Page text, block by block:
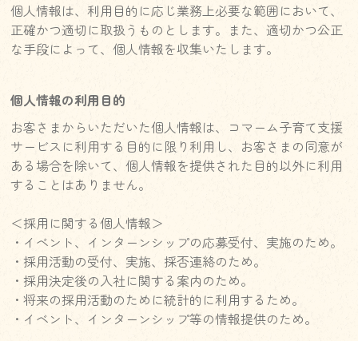
個人情報は、利用目的に応じ業務上必要な範囲において、
正確かつ適切に取扱うものとします。また、適切かつ公正
な手段によって、個人情報を収集いたします。
個人情報の利用目的
お客さまからいただいた個人情報は、コマーム子育て支援
サービスに利用する目的に限り利用し、お客さまの同意が
ある場合を除いて、個人情報を提供された目的以外に利用
することはありません。
＜採用に関する個人情報＞
・イベント、インターンシップの応募受付、実施のため。
・採用活動の受付、実施、採否連絡のため。
・採用決定後の入社に関する案内のため。
・将来の採用活動のために統計的に利用するため。
・イベント、インターンシップ等の情報提供のため。